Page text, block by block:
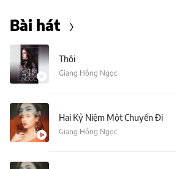
Bài hát
Thôi
Giang Hồng Ngọc
Hai Kỷ Niệm Một Chuyến Đi
Giang Hồng Ngọc